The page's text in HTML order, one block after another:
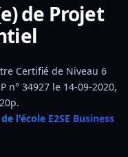
de Projet
Certifié de Niveau 6
n° 34927 le 14-09-2020,
l'école E2SE Business